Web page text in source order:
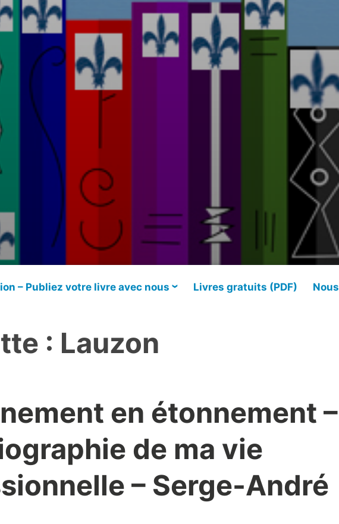
– Publiez votre livre avec nous Livres gratuits (PDF) Nous
: Lauzon
en étonnement –
de ma vie
– Serge-André